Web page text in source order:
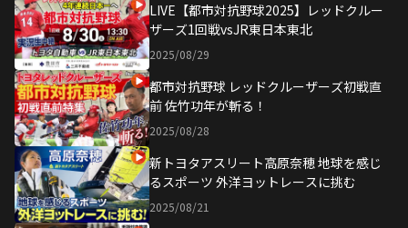
LIVE【都市対抗野球2025】レッドクルー
ザーズ1回戦vsJR東日本東北
2025/08/29
都市対抗野球 レッドクルーザーズ初戦直
前 佐竹功年が斬る！
2025/08/28
新トヨタアスリート高原奈穂 地球を感じ
るスポーツ 外洋ヨットレースに挑む
2025/08/21